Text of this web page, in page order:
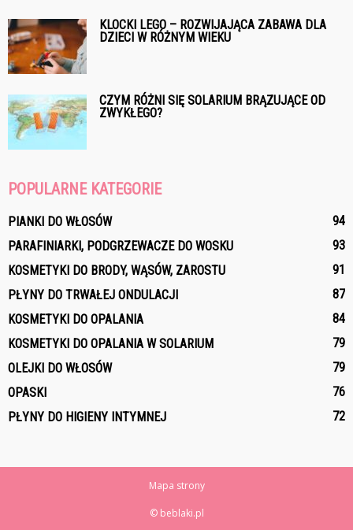
KLOCKI LEGO – ROZWIJAJĄCA ZABAWA DLA
DZIECI W RÓŻNYM WIEKU
CZYM RÓŻNI SIĘ SOLARIUM BRĄZUJĄCE OD
ZWYKŁEGO?
POPULARNE KATEGORIE
PIANKI DO WŁOSÓW
94
PARAFINIARKI, PODGRZEWACZE DO WOSKU
93
KOSMETYKI DO BRODY, WĄSÓW, ZAROSTU
91
PŁYNY DO TRWAŁEJ ONDULACJI
87
KOSMETYKI DO OPALANIA
84
KOSMETYKI DO OPALANIA W SOLARIUM
79
OLEJKI DO WŁOSÓW
79
OPASKI
76
PŁYNY DO HIGIENY INTYMNEJ
72
Mapa strony
© beblaki.pl